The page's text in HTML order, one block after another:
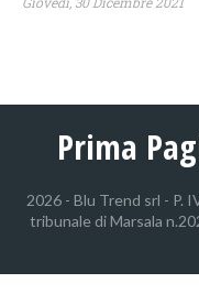
Prima
2026 - Blu Trend srl - P.
tribunale di Marsala